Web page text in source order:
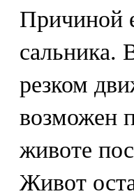
Причиной
сальника.
резком
возможен
животе
Живот